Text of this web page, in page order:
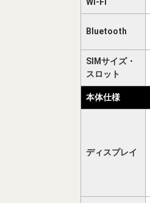
Wi-Fi
Bluetooth
SIMサイズ・
スロット
本体仕様
ディスプレイ